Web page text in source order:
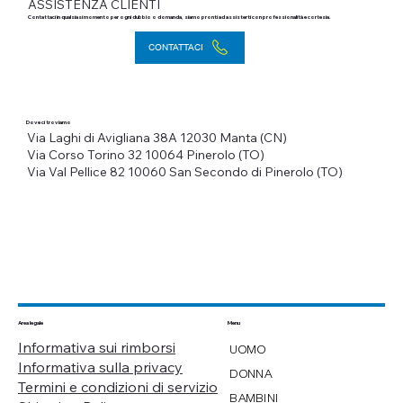
Contattaci in qualsiasi momento per ogni dubbio o domanda, siamo pronti ad assisterti con professionalità e cortesia.
CONTATTACI
ASSISTENZA CLIENTI
Dove ci troviamo
Via Laghi di Avigliana 38A 12030 Manta (CN)
Via Val Pellice 82 10060 San Secondo di Pinerolo (TO)
Via Corso Torino 32 10064 Pinerolo (TO)
Area legale
Informativa sui rimborsi
Informativa sulla privacy
Termini e condizioni di servizio
Menu
UOMO
DONNA
BAMBINI